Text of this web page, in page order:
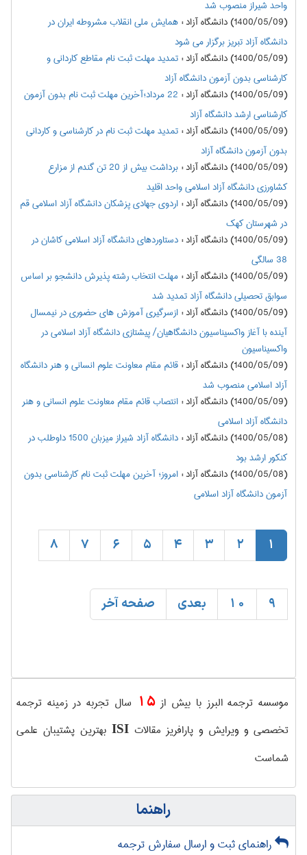
واحد شیراز منصوب شد
(1400/05/09) دانشگاه آزاد
:همایش ملی انقلاب مشروطه ایران در
دانشگاه آزاد تبریز برگزار می شود
(1400/05/09) دانشگاه آزاد
:تمدید مهلت ثبت نام مقاطع کاردانی و
کارشناسی بدون آزمون دانشگاه آزاد
(1400/05/09) دانشگاه آزاد
:
22 مرداد؛آخرین مهلت ثبت نام بدون آزمون
کارشناسی ارشد دانشگاه آزاد
(1400/05/09) دانشگاه آزاد
:تمدید مهلت ثبت نام در کارشناسی و کاردانی
بدون آزمون دانشگاه آزاد
(1400/05/09) دانشگاه آزاد
:
برداشت بیش از 20 تن گندم از مزارع
کشاورزی دانشگاه آزاد اسلامی واحد اقلید
(1400/05/09) دانشگاه آزاد
:اردوی جهادی پزشکان دانشگاه آزاد اسلامی قم
در شهرستان کهک
(1400/05/09) دانشگاه آزاد
:دستاوردهای دانشگاه آزاد اسلامی کاشان در
38 سالگی
(1400/05/09) دانشگاه آزاد
:مهلت انتخاب رشته پذیرش دانشجو بر اساس
سوابق تحصیلی دانشگاه آزاد تمدید شد
(1400/05/09) دانشگاه آزاد
:ازسرگیری آموزش های حضوری در نیمسال
آینده با آغاز واکسیناسیون دانشگاهیان/ پیشتازی دانشگاه آزاد اسلامی در
واکسیناسیون
(1400/05/09) دانشگاه آزاد
:قائم مقام معاونت علوم انسانی و هنر دانشگاه
آزاد اسلامی منصوب شد
(1400/05/09) دانشگاه آزاد
:انتصاب قائم مقام معاونت علوم انسانی و هنر
دانشگاه آزاد اسلامی
(1400/05/08) دانشگاه آزاد
:
دانشگاه آزاد شیراز میزبان 1500 داوطلب در
کنکور ارشد بود
(1400/05/08) دانشگاه آزاد
:امروز؛ آخرین مهلت ثبت نام کارشناسی بدون
آزمون دانشگاه آزاد اسلامی
1
2
3
4
5
6
7
8
9
10 بعدی صفحه آخر
موسسه ترجمه البرز با بیش از15 سال تجربه در زمینه ترجمه
تخصصی و ویرایش و پارافریز مقالاتISI بهترین پشتیبان علمی
شماست
راهنما
راهنمای ثبت و ارسال سفارش ترجمه